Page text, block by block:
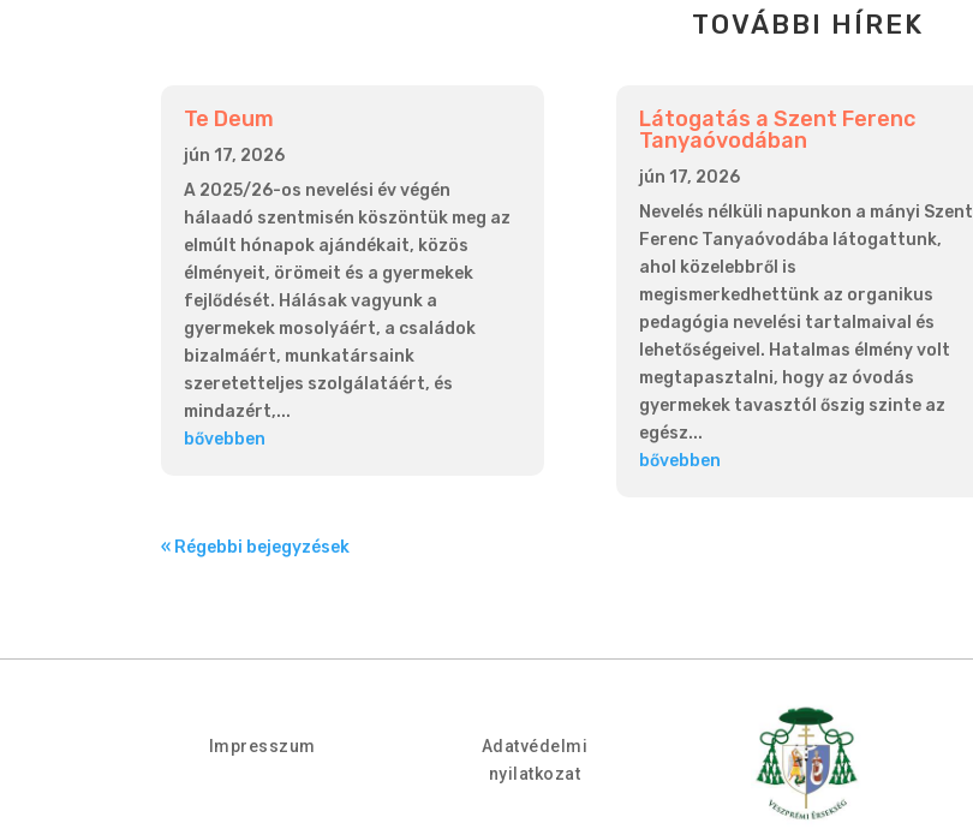
TOVÁBBI HÍREK
Te Deum
jún 17, 2026
A 2025/26-os nevelési év végén
hálaadó szentmisén köszöntük meg az
elmúlt hónapok ajándékait, közös
élményeit, örömeit és a gyermekek
fejlődését. Hálásak vagyunk a
gyermekek mosolyáért, a családok
bizalmáért, munkatársaink
szeretetteljes szolgálatáért, és
mindazért,...
bővebben
Látogatás a Szent Ferenc
Tanyaóvodában
jún 17, 2026
Nevelés nélküli napunkon a mányi Szent
Ferenc Tanyaóvodába látogattunk,
ahol közelebbről is
megismerkedhettünk az organikus
pedagógia nevelési tartalmaival és
lehetőségeivel. Hatalmas élmény volt
megtapasztalni, hogy az óvodás
gyermekek tavasztól őszig szinte az
egész...
bővebben
« Régebbi bejegyzések
Impresszum
Adatvédelmi
nyilatkozat